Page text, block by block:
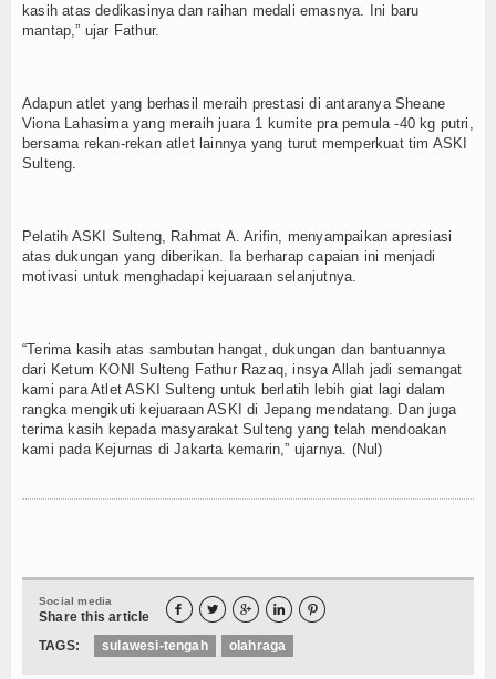
kasih atas dedikasinya dan raihan medali emasnya. Ini baru
mantap,” ujar Fathur.
Adapun atlet yang berhasil meraih prestasi di antaranya Sheane
Viona Lahasima yang meraih juara 1 kumite pra pemula -40 kg putri,
bersama rekan-rekan atlet lainnya yang turut memperkuat tim ASKI
Sulteng.
Pelatih ASKI Sulteng, Rahmat A. Arifin, menyampaikan apresiasi
atas dukungan yang diberikan. Ia berharap capaian ini menjadi
motivasi untuk menghadapi kejuaraan selanjutnya.
“Terima kasih atas sambutan hangat, dukungan dan bantuannya
dari Ketum KONI Sulteng Fathur Razaq, insya Allah jadi semangat
kami para Atlet ASKI Sulteng untuk berlatih lebih giat lagi dalam
rangka mengikuti kejuaraan ASKI di Jepang mendatang. Dan juga
terima kasih kepada masyarakat Sulteng yang telah mendoakan
kami pada Kejurnas di Jakarta kemarin,” ujarnya. (Nul)
Social media
Share this article     
TAGS: sulawesi-tengah olahraga